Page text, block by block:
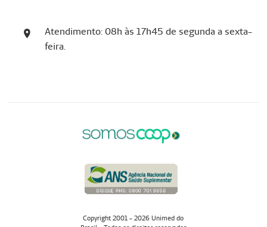
Atendimento: 08h às 17h45 de segunda a sexta-
feira.
Copyright 2001 - 2026 Unimed do